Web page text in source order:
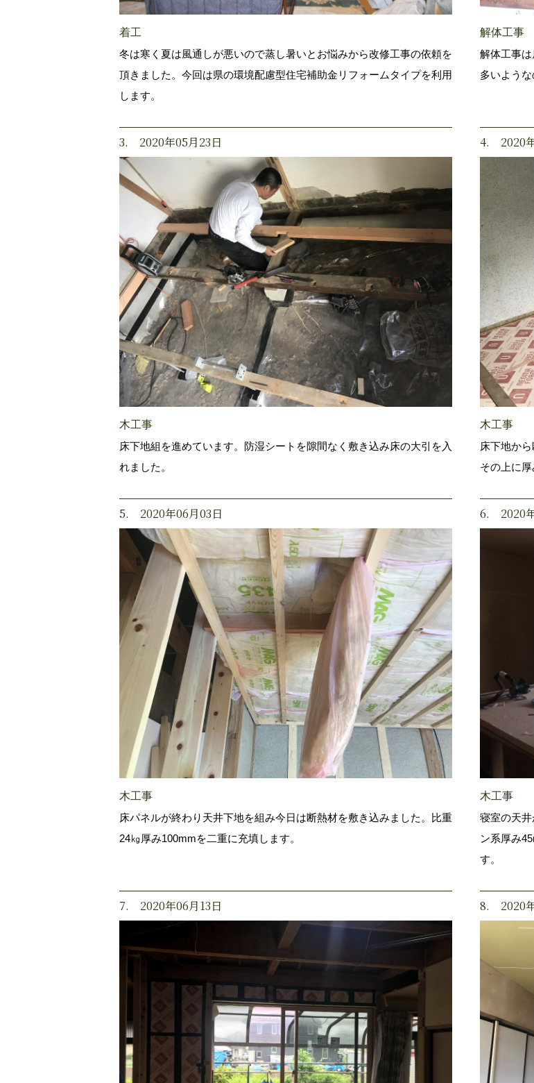
着工
冬は寒く夏は風通しが悪いので蒸し暑いとお悩みから改修工事の依頼を
頂きました。今回は県の環境配慮型住宅補助金リフォームタイプを利用
します。
解体工事
解体工事
多いような
3. 2020年05月23日
木工事
床下地組を進めています。防湿シートを隙間なく敷き込み床の大引を入
れました。
4. 2020
木工事
床下地か
その上に
5. 2020年06月03日
木工事
床パネルが終わり天井下地を組み今日は断熱材を敷き込みました。比重
24㎏厚み100mmを二重に充填します。
6. 2020
木工事
寝室の天
ン系厚み
す。
7. 2020年06月13日 8. 2020